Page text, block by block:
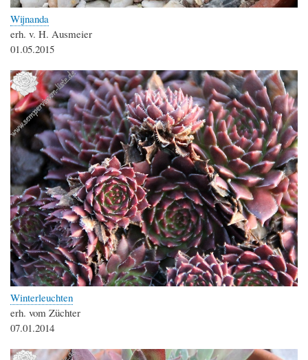
Wijnanda
erh. v. H. Ausmeier
01.05.2015
Winterleuchten
erh. vom Züchter
07.01.2014